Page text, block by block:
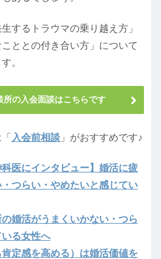
するトラウマの乗り越え方」
こととの付き合い方」について
。
所の入会面談はこちらです
入会前相談 」がおすすめです♪
科医にインタビュー】婚活に疲
つらい・やめたいと感じてい
婚活がうまくいかない・つら
る女性へ
定感を高める）は婚活価値を